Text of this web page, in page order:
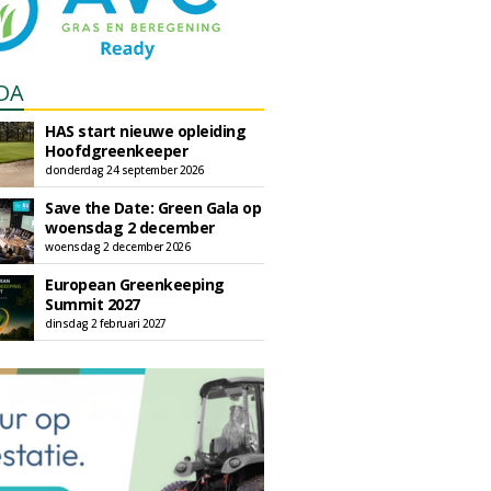
HAS start nieuwe opleiding
Hoofdgreenkeeper
donderdag 24 september 2026
Save the Date: Green Gala op
woensdag 2 december
woensdag 2 december 2026
European Greenkeeping
Summit 2027
dinsdag 2 februari 2027